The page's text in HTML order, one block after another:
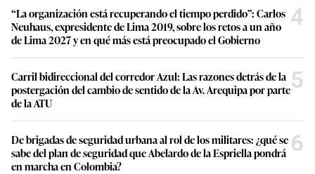
“La organización está recuperando el tiempo perdido”: Carlos
Neuhaus, expresidente de Lima 2019, sobre los retos a un año
de Lima 2027 y en qué más está preocupado el Gobierno
4
Carril bidireccional del corredor Azul: Las razones detrás de la
postergación del cambio de sentido de la Av. Arequipa por parte
de la ATU
5
De brigadas de seguridad urbana al rol de los militares: ¿qué se
sabe del plan de seguridad que Abelardo de la Espriella pondrá
en marcha en Colombia?
6